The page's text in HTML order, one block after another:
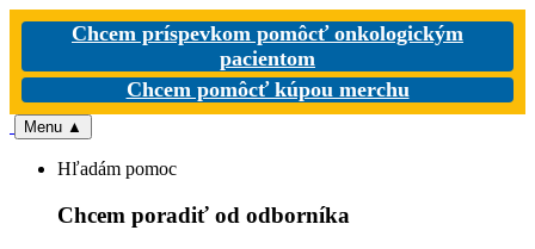
Chcem príspevkom pomôcť onkologickým
pacientom
Chcem pomôcť kúpou merchu
Menu ▲
Hľadám pomoc
Chcem poradiť od odborníka